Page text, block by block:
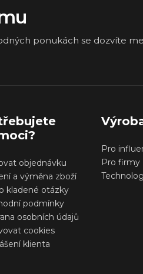
ponukách se dozvíte
objednávku
a výměna zboží
kladené otázky
podmínky
osobních údajů
cookies
klienta
Pro
Pro firmy